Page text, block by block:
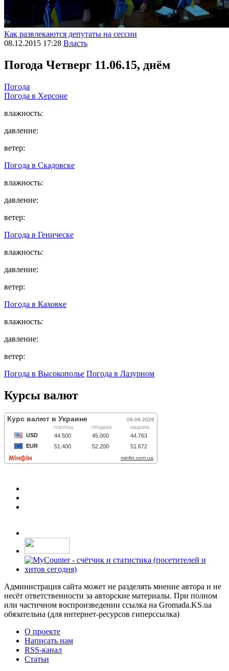
Как развлекаются депутаты на сессии
08.12.2015 17:28 Власть
Погода Четверг 11.06.15, днём
Погода
Погода в Херсоне
влажность:
давление:
ветер:
Погода в Скадовске
влажность:
давление:
ветер:
Погода в Геническе
влажность:
давление:
ветер:
Погода в Каховке
влажность:
давление:
ветер:
Погода в Высокополье Погода в Лазурном
Курсы валют
Администрация сайта может не разделять мнение автора и не
несёт ответственности за авторские материалы. При полном
или частичном воспроизведении ссылка на Gromada.KS.ua
обязательна (для интернет-ресурсов гиперссылка)
О проекте
Написать нам
RSS-канал
Статьи